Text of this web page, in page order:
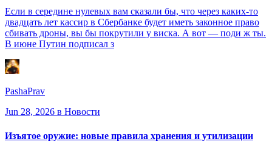
Если в середине нулевых вам сказали бы, что через каких-то
двадцать лет кассир в Сбербанке будет иметь законное право
сбивать дроны, вы бы покрутили у виска. А вот — поди ж ты.
В июне Путин подписал з
PashaPrav
Jun 28, 2026 в Новости
Изъятое оружие: новые правила хранения и утилизации